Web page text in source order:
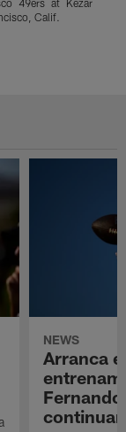
Calif.
NEWS
Arranca